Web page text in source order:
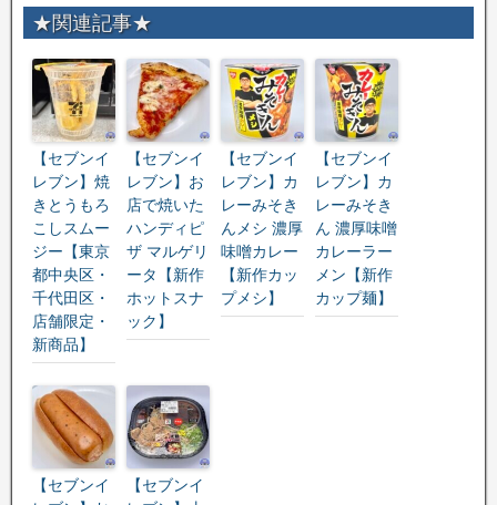
★関連記事★
【セブンイ
レブン】焼
きとうもろ
こしスムー
ジー【東京
都中央区・
千代田区・
店舗限定・
新商品】
【セブンイ
レブン】お
店で焼いた
ハンディピ
ザ マルゲリ
ータ【新作
ホットスナ
ック】
【セブンイ
レブン】カ
レーみそき
んメシ 濃厚
味噌カレー
【新作カッ
プメシ】
【セブンイ
レブン】カ
レーみそき
ん 濃厚味噌
カレーラー
メン【新作
カップ麺】
【セブンイ
【セブンイ